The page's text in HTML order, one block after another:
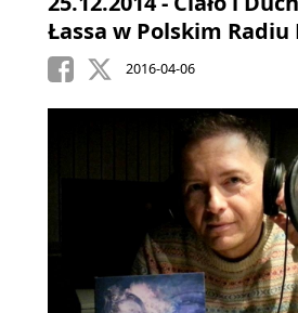
Łassa w Polskim Radiu
2016-04-06